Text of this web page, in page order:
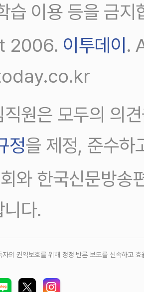
습 이용 등을 금지
2006. 이투데이 .
직원은 모두의 의
정을 제정, 준수하
와 한국신문방송
다.
의 권익보호를 위해 정정‧반론 보도를 신속하고